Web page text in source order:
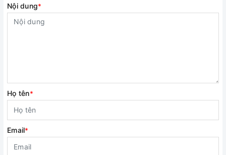
Nội dung*
Họ tên*
Email*